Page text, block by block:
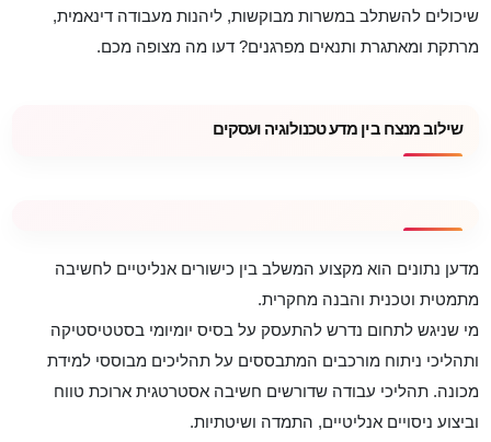
שיכולים להשתלב במשרות מבוקשות, ליהנות מעבודה דינאמית,
מרתקת ומאתגרת ותנאים מפרגנים? דעו מה מצופה מכם.
שילוב מנצח בין מדע טכנולוגיה ועסקים
מדען נתונים הוא מקצוע המשלב בין כישורים אנליטיים לחשיבה
מתמטית וטכנית והבנה מחקרית.
מי שניגש לתחום נדרש להתעסק על בסיס יומיומי בסטטיסטיקה
ותהליכי ניתוח מורכבים המתבססים על תהליכים מבוססי למידת
מכונה. תהליכי עבודה שדורשים חשיבה אסטרטגית ארוכת טווח
וביצוע ניסויים אנליטיים, התמדה ושיטתיות.